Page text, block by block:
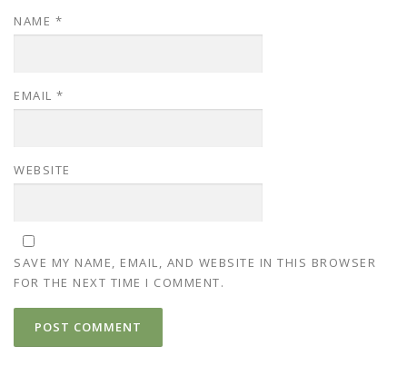
NAME *
EMAIL *
WEBSITE
SAVE MY NAME, EMAIL, AND WEBSITE IN THIS BROWSER
FOR THE NEXT TIME I COMMENT.